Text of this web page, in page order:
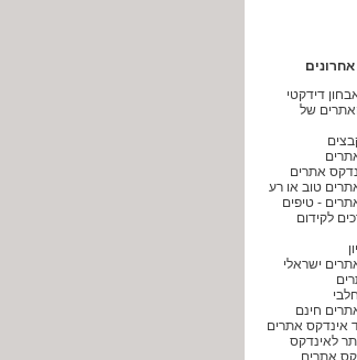
דידקטי
של
אתרים
טוב או רע
- טיפים
לקידום
ישראלי
חינם
אינדקס אתרים
לאינדקס
אתרים